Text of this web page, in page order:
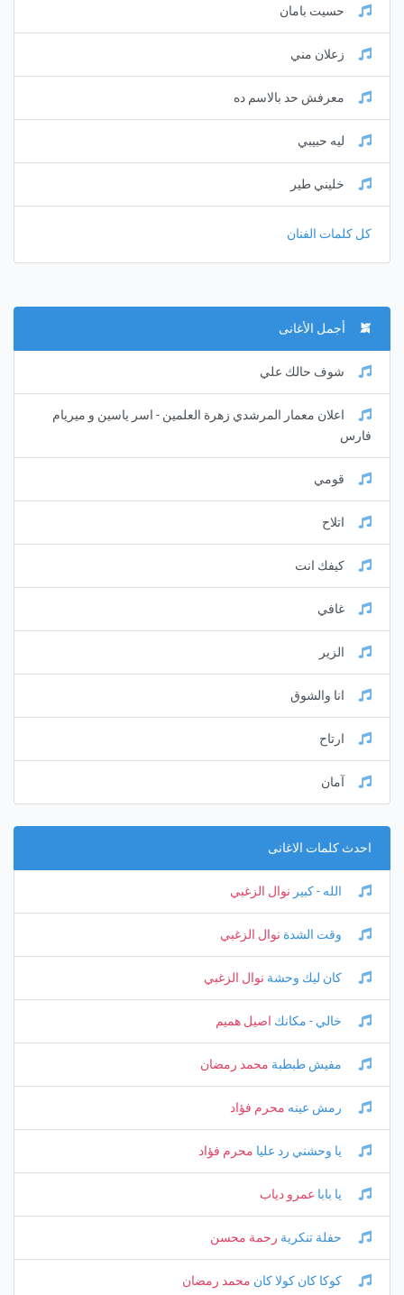
حسيت بامان
زعلان مني
معرفش حد بالاسم ده
ليه حبيبي
خليني طير
كل كلمات الفنان
أجمل الأغانى
شوف حالك علي
اعلان معمار المرشدي زهرة العلمين - اسر ياسين و ميريام
فارس
قومي
اتلاح
كيفك انت
غافي
الزير
انا والشوق
ارتاح
آمان
احدث كلمات الاغانى
الله - كبير نوال الزغبي
وقت الشدة نوال الزغبي
كان ليك وحشة نوال الزغبي
خالي - مكانك اصيل هميم
مفيش طبطبة محمد رمضان
رمش عينه محرم فؤاد
يا وحشني رد عليا محرم فؤاد
يا بابا عمرو دياب
حفلة تنكرية رحمة محسن
كوكا كان كولا كان محمد رمضان